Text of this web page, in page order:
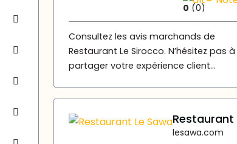
0 (0)
Consultez les avis marchands de
Restaurant Le Sirocco. N’hésitez pas à
partager votre expérience client...
lesawa.com